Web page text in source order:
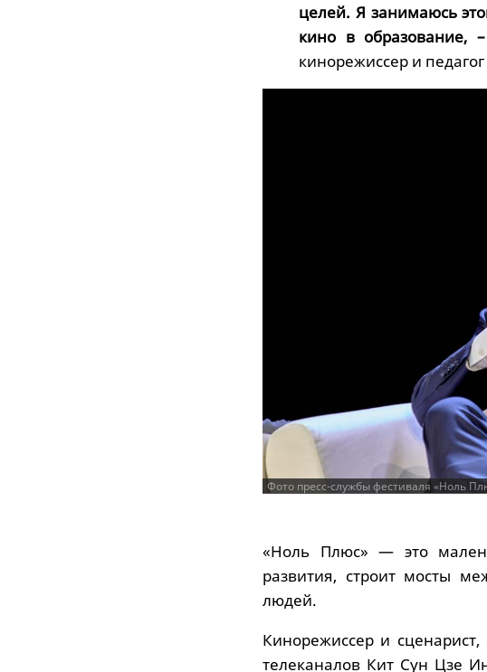
целей. Я занимаюсь
кино в образование, –
кинорежиссер и
Фото пресс-службы фестиваля «Ноль
«Ноль Плюс» — это
развития, строит мосты
людей.
Кинорежиссер и
телеканалов Кит Сун Цзе